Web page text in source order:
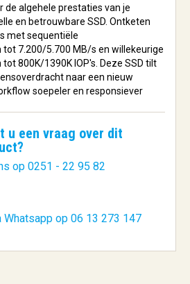
de algehele prestaties van je
en betrouwbare SSD. Ontketen
met sequentiële
7.200/5.700 MB/s en willekeurige
800K/1390K IOP's. Deze SSD tilt
naar een nieuw
soepeler en responsiever
u een vraag over dit
op 0251 - 22 95 82
Whatsapp op 06 13 273 147